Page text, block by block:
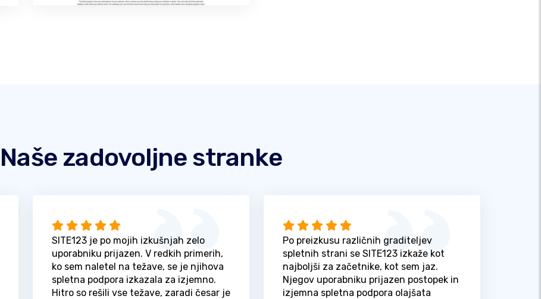
Naše zadovoljne stranke
SITE123 je po mojih izkušnjah zelo
uporabniku prijazen. V redkih primerih,
ko sem naletel na težave, se je njihova
spletna podpora izkazala za izjemno.
Hitro so rešili vse težave, zaradi česar je
Po preizkusu različnih graditeljev
spletnih strani se SITE123 izkaže kot
najboljši za začetnike, kot sem jaz.
Njegov uporabniku prijazen postopek in
izjemna spletna podpora olajšata